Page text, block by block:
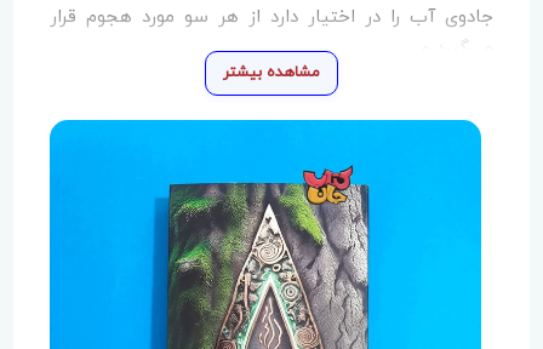
جادوی آب را در اختیار دارد از هر سو مورد هجوم قرار
می‌گیرد و...
در بخشی از این کتاب می­خوانیم؛
که در قدرت و جنگاوری‌ نظیر نداشت، چگونه به این راحتی
کشته شد! اما هنگامی که خواهرم را در آیینه سنگی معبد
آناهیتا دیدم، همان‌جا فهمیدم مبارز دریاها هرگز به
غفلت در دام اهریمن نیفتاده بلکه او دانسته و با اختیار
خود وارد نبردی شده است که می‌دانست قطعاً در آن
کشته خواهد شد؛ مریشا وارد نبرد با مرتاض شد تا او
مشاهده بیشتر